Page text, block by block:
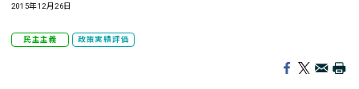
2015年12月26日
民主主義 政策実績評価